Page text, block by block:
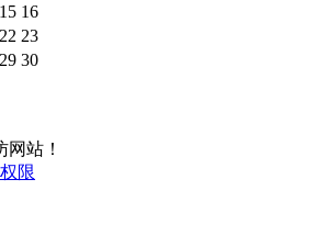
15 16
22 23
29 30
站！
限